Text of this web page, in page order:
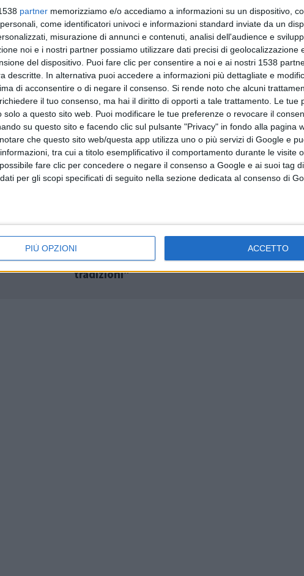
partner memorizziamo e/o accediamo a informazioni su un dispositivo,
come identificatori univoci e informazioni standard inviate da un
misurazione di annunci e contenuti, analisi dell'audience e
noi e i nostri partner possiamo utilizzare dati precisi di geolocalizzazione
del dispositivo. Puoi fare clic per consentire a noi e ai nostri 1538
descritte. In alternativa puoi accedere a informazioni più dettagliate e
di acconsentire o di negare il consenso. Si rende noto che alcuni
il tuo consenso, ma hai il diritto di opporti a tale trattamento. Le tue
solo a questo sito web. Puoi modificare le tue preferenze o revocare il
su questo sito e facendo clic sul pulsante "Privacy" in fondo alla pagina
che questo sito web/questa app utilizza uno o più servizi di Google e
tra cui a titolo esemplificativo il comportamento durante le visite
fare clic per concedere o negare il consenso a Google e ai suoi tag
per gli scopi specificati di seguito nella sezione dedicata al consenso di
PIÙ OPZIONI ACCETTO
quasi
Articolo precedente
A Lettomanoppello torna il 'Natale... in
“Un’occasione per valorizzare le nostre
tradizioni”